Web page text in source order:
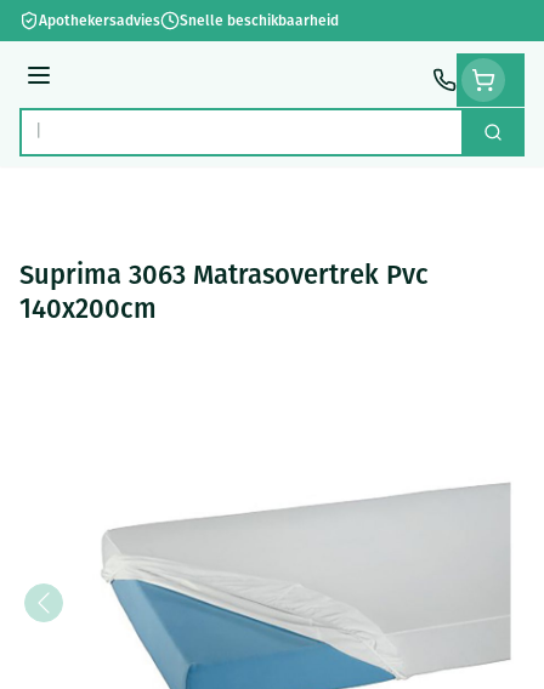
Ga naar de inhoud
Apothekersadvies Snelle beschikbaarheid
Menu
Product, merk, categorie... Zoek
Suprima 3063 Matrasovertrek Pvc
140x200cm